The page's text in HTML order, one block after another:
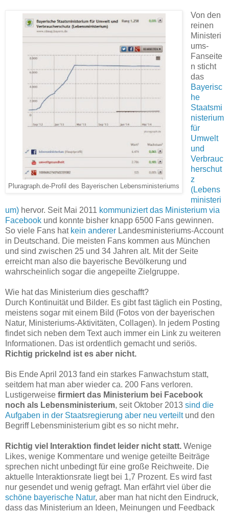
Pluragraph.de-Profil des Bayerischen Lebensministeriums
Von den
reinen
Ministeri
ums-
Fanseite
n sticht
das
Bayerisc
he
Staatsmi
nisterium
für
Umwelt
und
Verbrauc
herschut
z
(Lebens
ministeri
um) hervor. Seit Mai 2011 kommuniziert das Ministerium via
Facebook und konnte bisher knapp 6500 Fans gewinnen.
So viele Fans hat kein anderer Landesministeriums-Account
in Deutschand. Die meisten Fans kommen aus München
und sind zwischen 25 und 34 Jahren alt. Mit der Seite
erreicht man also die bayerische Bevölkerung und
wahrscheinlich sogar die angepeilte Zielgruppe.
Wie hat das Ministerium dies geschafft?
Durch Kontinuität und Bilder. Es gibt fast täglich ein Posting,
meistens sogar mit einem Bild (Fotos von der bayerischen
Natur, Ministeriums-Aktivitäten, Collagen). In jedem Posting
findet sich neben dem Text auch immer ein Link zu weiteren
Informationen. Das ist ordentlich gemacht und seriös.
Richtig prickelnd ist es aber nicht.
Bis Ende April 2013 fand ein starkes Fanwachstum statt,
seitdem hat man aber wieder ca. 200 Fans verloren.
Lustigerweise firmiert das Ministerium bei Facebook
noch als Lebensministerium, seit Oktober 2013 sind die
Aufgaben in der Staatsregierung aber neu verteiltund den
Begriff Lebensministerium gibt es so nicht mehr.
Richtig viel Interaktion findet leider nicht statt. Wenige
Likes, wenige Kommentare und wenige geteilte Beiträge
sprechen nicht unbedingt für eine große Reichweite. Die
aktuelle Interaktionsrate liegt bei 1,7 Prozent. Es wird fast
nur gesendet und wenig gefragt. Man erfährt viel über die
schöne bayerische Natur, aber man hat nicht den Eindruck,
dass das Ministerium an Ideen, Meinungen und Feedback